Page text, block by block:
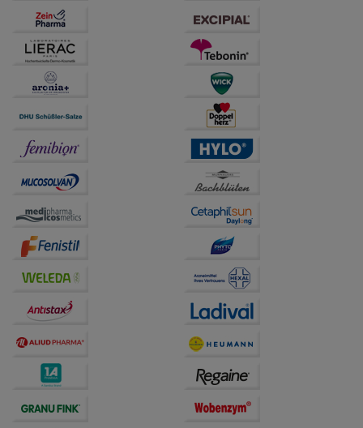
anzupassen. Komfort-Cookies ermöglichen es uns
auch auf Ihre Bedürfnisse zugeschrittene Inhalte
anzuzeigen und unser Partnerprogramm zu
betreiben.
Statistik & Tracking:
Hierüber lassen sich
Informationen über die Art und Weise der Nutzung
unserer Website sammeln, mit deren Hilfe wir unsere
Website weiter für Sie optimieren können, den Inhalt
auf unserer Website aber auch die Werbung auf
Drittseiten möglichst relevant für Sie zu gestalten.
Bitte beachten Sie, dass Daten hierfür teilweise an
Dritte wie z.B. Google oder soziale Medien
übertragen werden.